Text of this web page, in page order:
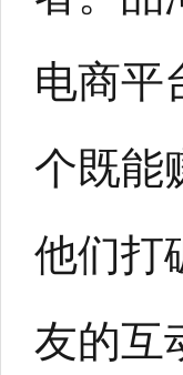
电商平
个既能
他们打
友的互